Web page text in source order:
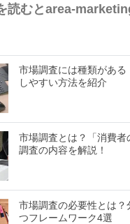
読むとarea-
市場調査には種類がある
しやすい方法を紹介
市場調査とは？「消費者
調査の内容を解説！
市場調査の必要性とは？
つフレームワーク4選